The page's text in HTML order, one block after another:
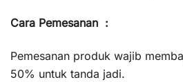
Cara Pemesanan :
Pemesanan produk wajib
50% untuk tanda jadi.